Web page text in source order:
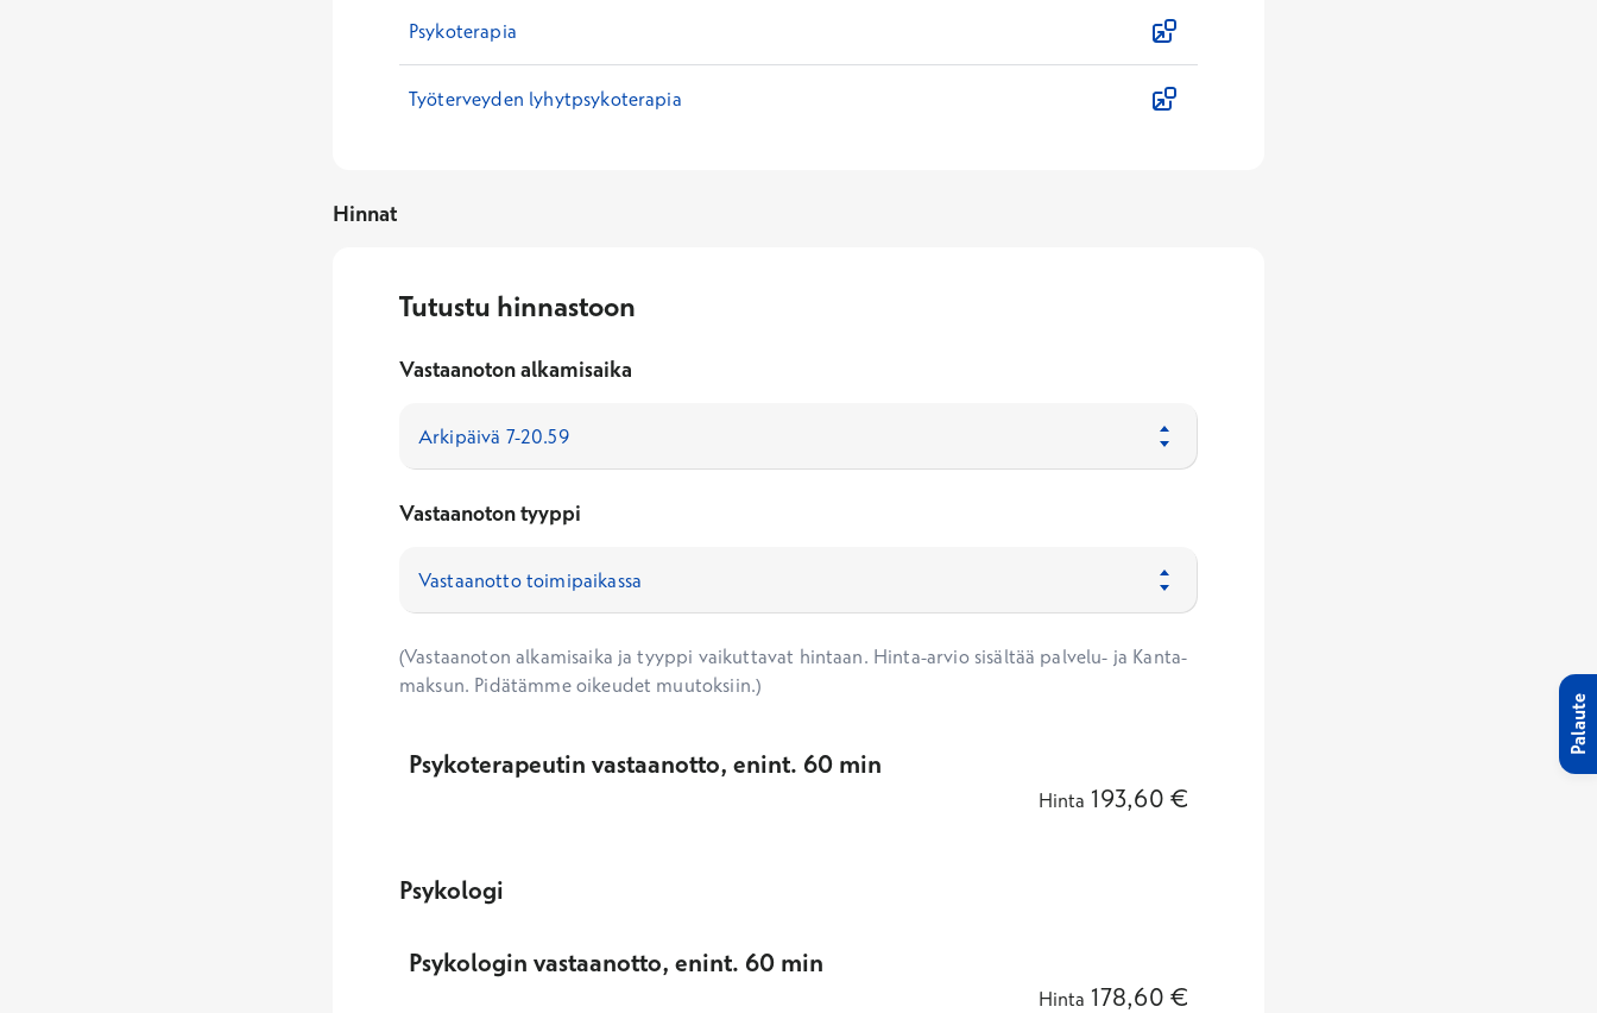
Psykoterapia
Työterveyden lyhytpsykoterapia
Hinnat
Tutustu hinnastoon
Vastaanoton alkamisaika
Vastaanoton tyyppi
(Vastaanoton alkamisaika ja tyyppi vaikuttavat hintaan. Hinta-arvio sisältää palvelu- ja Kanta-
maksun. Pidätämme oikeudet muutoksiin.)
Psykoterapeutin vastaanotto, enint. 60 min
Hinta 193,60 €
Psykologi
Psykologin vastaanotto, enint. 60 min
Hinta 178,60 €
Palaute